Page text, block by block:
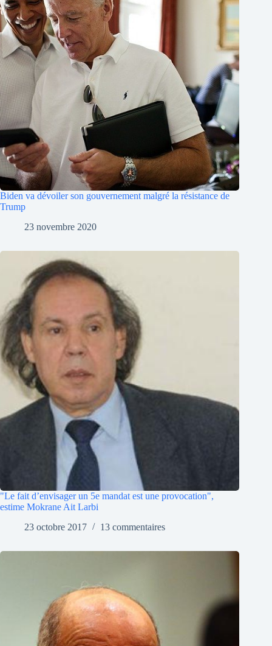
Biden va dévoiler son gouvernement malgré la résistance de
Trump
23 novembre 2020
"Le fait d’envisager un 5e mandat est une provocation",
estime Mokrane Ait Larbi
23 octobre 2017
13 commentaires